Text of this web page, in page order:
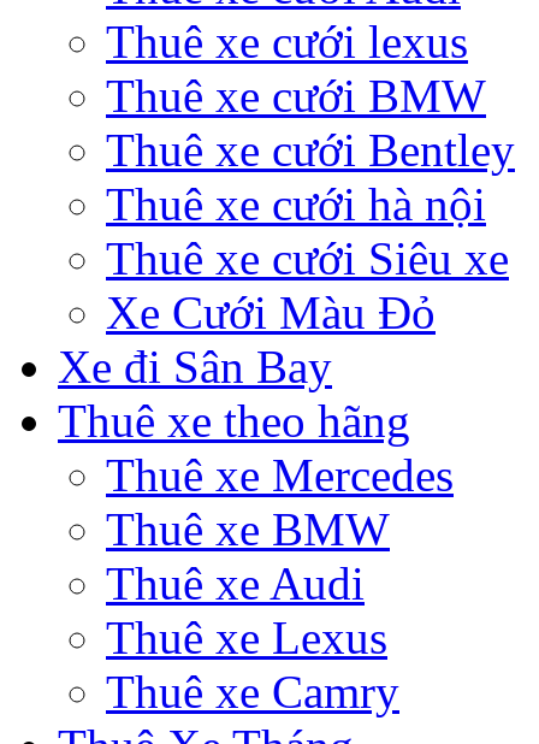
Thuê xe cưới lexus
Thuê xe cưới BMW
Thuê xe cưới Bentley
Thuê xe cưới hà nội
Thuê xe cưới Siêu xe
Xe Cưới Màu Đỏ
Xe đi Sân Bay
Thuê xe theo hãng
Thuê xe Mercedes
Thuê xe BMW
Thuê xe Audi
Thuê xe Lexus
Thuê xe Camry